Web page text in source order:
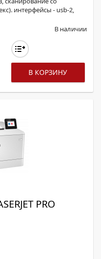
интерфейсы - usb-2,
В наличии
В КОРЗИНУ
PRO